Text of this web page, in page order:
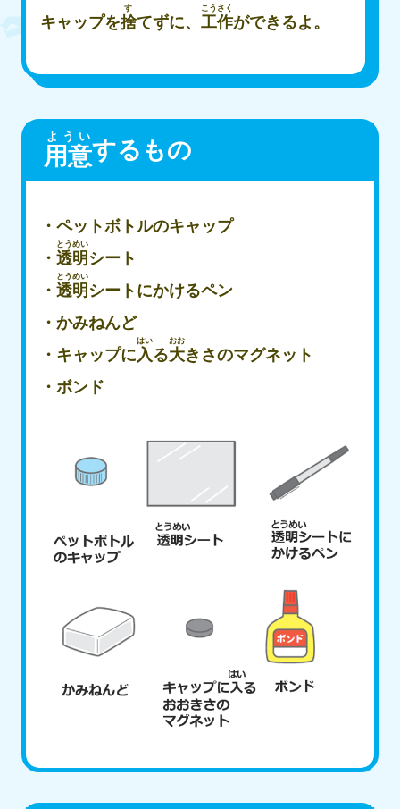
キャップを捨
す
てずに、 工作
こうさく
ができるよ。​
用意
ようい
するもの
・ペットボトルのキャップ
・ 透明
とうめい
シート
・ 透明
とうめい
シートにかけるペン
・かみねんど
・キャップに入
はい
る大
おお
きさのマグネット
・ボンド